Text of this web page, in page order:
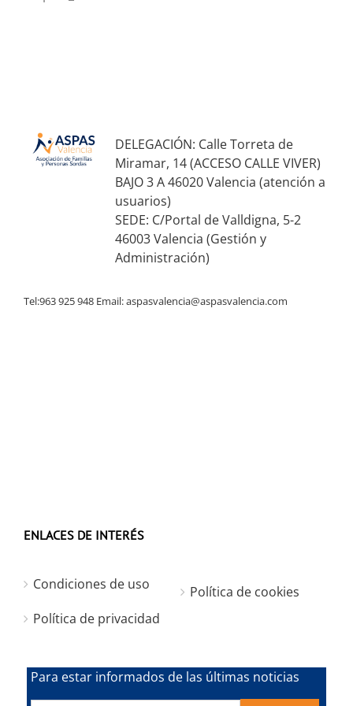
DELEGACIÓN: Calle Torreta de
Miramar, 14 (ACCESO CALLE VIVER)
BAJO 3 A 46020 Valencia (atención a
usuarios)
SEDE: C/Portal de Valldigna, 5-2
46003 Valencia (Gestión y
Administración)
Tel:963 925 948 Email:aspasvalencia@aspasvalencia.com
ENLACES DE INTERÉS
Condiciones de uso
Política de privacidad
Política de cookies
Para estar informados de las últimas noticias